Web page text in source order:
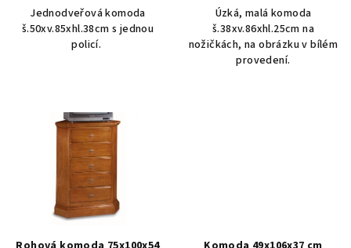
Jednodveřová komoda
š.50xv.85xhl.38cm s jednou
policí.
Úzká, malá komoda
š.38xv.86xhl.25cm na
nožičkách, na obrázku v bílém
provedení.